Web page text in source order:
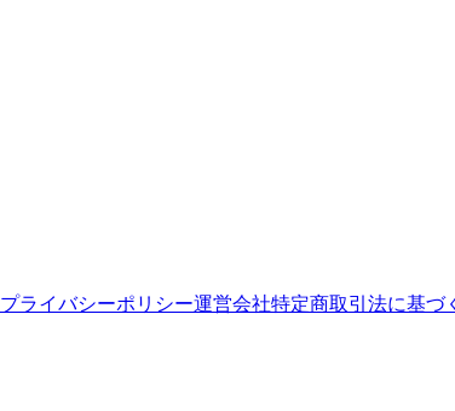
プライバシーポリシー運営会社特定商取引法に基づ